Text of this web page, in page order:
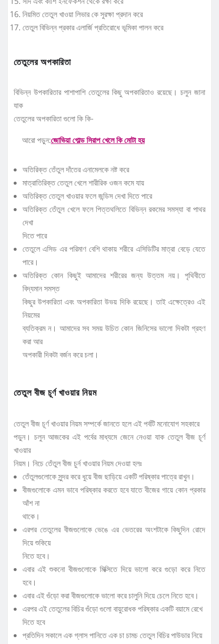
নিয়মিত তেতুল খাওয়া লিভার কে সুরক্ষা প্রদান করে
তেতুল বিভিন্ন প্রকার এলার্জি প্রতিরোধে ভূমিকা পালন করে
তেতুলের অপকারিতা
বিভিন্ন উপকারিতার পাশাপাশি তেতুলের কিছু অপকারিতাও রয়েছে। চলুন জানা
যাক
তেতুলের অপকারিতা গুলো কি কি-
আরো পড়ুন:জোভিয়া গোল্ড সিরাপ খেলে কি মোটা হয়
অতিরিক্ত তেঁতুল দাঁতের এনামেলকে নষ্ট করে
মাত্রাতিরিক্ত তেতুল খেলে শারীরিক ওজন কমে যায়
অতিরিক্ত তেতুল খাওয়ার ফলে জন্ডিস দেখা দিতে পারে
অতিরিক্ত তেঁতুল খেলে ফলে পিত্তথলিতে বিভিন্ন রকমের সমস্যা বা পাথর
দেখা
দিতে পারে
তেতুলে এসিড এর পরিমাণ বেশি থাকায় শরীরে এসিডিটির মাত্রা বেড়ে যেতে
পারে।
অতিরিক্ত কোন কিছুই আমাদের শরীরের জন্য উত্তম নয়। পৃথিবীতে
বিদ্যমান সমস্ত
কিছুর উপকারিতা এবং অপকারিতা উভয় দিকি রয়েছে। তাই এক্ষেত্রেও এই
নিয়মের
ব্যতিক্রম ন। আমাদের সব সময় উচিত কোন জিনিসের ভালো দিকটা গ্রহণ
করা আর
অপকারী দিকটা বর্জন করে চলা।
তেতুল বীজ চূর্ণ খাওয়ার নিয়ম
তেতুল বীজ চূর্ণ খাওয়ার নিয়ম সম্পর্কে জানতে হলে এই পর্বটি মনোযোগ সহকারে
পড়ুন। চলুন আজকের এই পর্বের মাধ্যমে জেনে নেওয়া যাক তেতুল বীজ চূর্ণ
খাওয়ার
নিয়ম। নিচে তেঁতুল বীজ চুর্ন খাওয়ার নিয়ম দেওয়া হলঃ
তেঁতুলগুলোকে সুন্দর করে ধুয়ে বীজ ছাড়িয়ে একটি পরিষ্কার পাত্রে রাখুন।
বীজগুলোকে এমন ভাবে পরিষ্কার করতে হবে যাতে বীজের গায়ে কোন প্রকার
আঁশ না
থাকে।
এরপর তেতুলের বীজগুলোকে ভেঙে এর ভেতরের অংশটাকে কিছুদিন রোদে
দিয়ে শুকিয়ে
নিতে হবে।
এবার এই শুকনো বীজগুলোকে মিক্সিতে দিয়ে ভালো করে গুড়ো করে নিতে
হবে।
এবার এই গুঁড়ো করা বীজগুলোকে ভালো করে চালুনি দিয়ে চেলে নিতে হবে।
এরপর এই তেতুলের বিচির গুঁড়ো গুলো বায়ুরোধক পরিষ্কার একটি বয়ামে রেখে
দিতে হবে
প্রতিদিন সকালে এক গ্লাস পানিতে এক চা চামচ তেতুল বিচির পাউডার নিয়ে